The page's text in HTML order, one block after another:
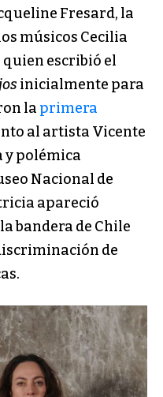
Fresard, la
músicos Cecilia
quien escribió el
inicialmente para
la primera
al artista Vicente
y polémica
Nacional de
apareció
bandera de Chile
de